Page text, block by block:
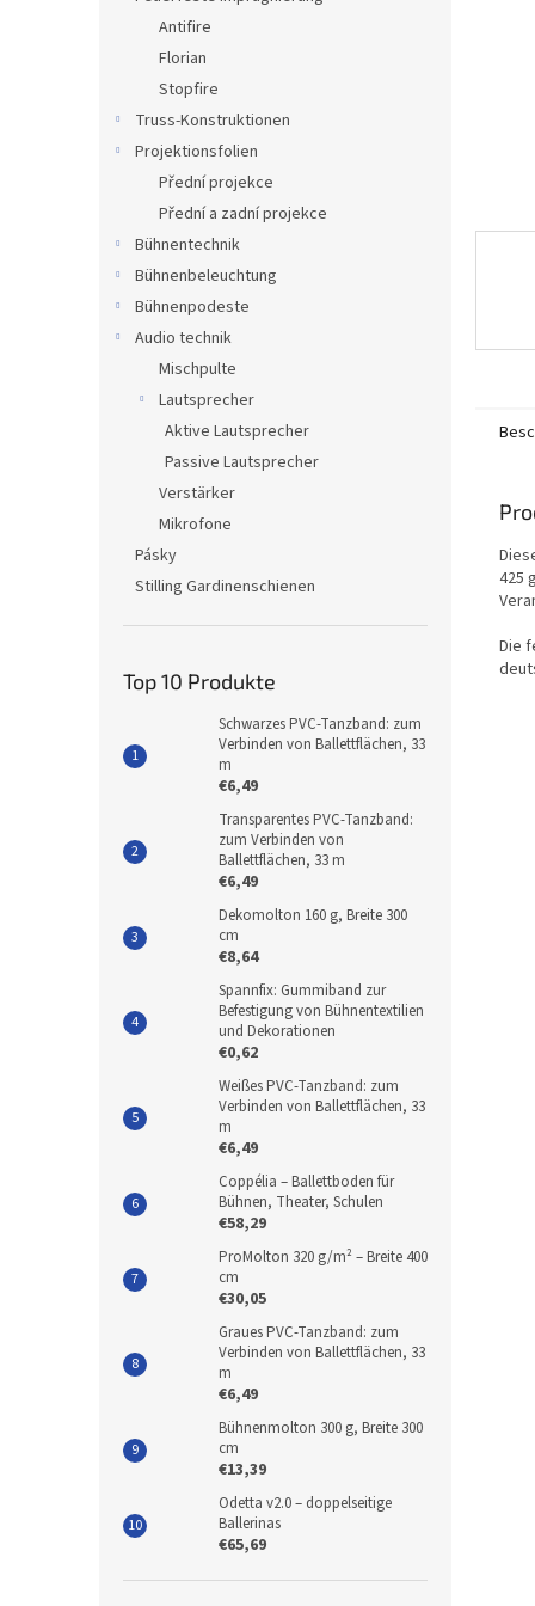
Antifire
Florian
Stopfire
Truss-Konstruktionen
Projektionsfolien
Přední projekce
Přední a zadní projekce
Bühnentechnik
Bühnenbeleuchtung
Bühnenpodeste
Audio technik
Mischpulte
Lautsprecher
Aktive Lautsprecher
Passive Lautsprecher
Verstärker
Mikrofone
Pásky
Stilling Gardinenschienen
Top 10 Produkte
Schwarzes PVC-Tanzband: zum
Verbinden von Ballettflächen, 33
m
€6,49
Transparentes PVC-Tanzband:
zum Verbinden von
Ballettflächen, 33 m
€6,49
Dekomolton 160 g, Breite 300
cm
€8,64
Spannfix: Gummiband zur
Befestigung von Bühnentextilien
und Dekorationen
€0,62
Weißes PVC-Tanzband: zum
Verbinden von Ballettflächen, 33
m
€6,49
Coppélia – Ballettboden für
Bühnen, Theater, Schulen
€58,29
ProMolton 320 g/m² – Breite 400
cm
€30,05
Graues PVC-Tanzband: zum
Verbinden von Ballettflächen, 33
m
€6,49
Bühnenmolton 300 g, Breite 300
cm
€13,39
Odetta v2.0 – doppelseitige
Ballerinas
€65,69
425
Die